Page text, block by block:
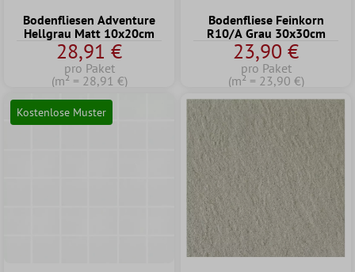
Bodenfliesen Adventure
Hellgrau Matt 10x20cm
28,91 €
pro Paket
(m² = 28,91 €)
Bodenfliese Feinkorn
R10/A Grau 30x30cm
23,90 €
pro Paket
(m² = 23,90 €)
Kostenlose Muster